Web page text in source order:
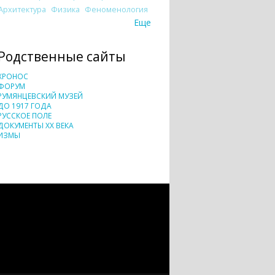
Физика Феноменология
Еще
сайты
МУЗЕЙ
1917 ГОДА
ПОЛЕ
XX ВЕКА